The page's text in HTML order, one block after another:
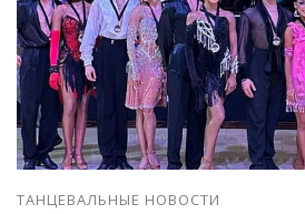
ТАНЦЕВАЛЬНЫЕ НОВОСТИ